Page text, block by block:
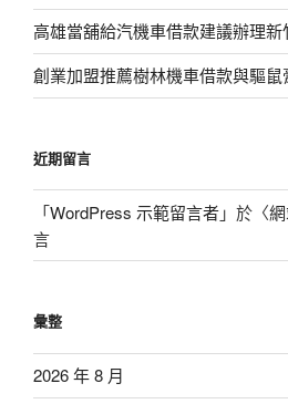
高雄當舖給汽機車借款建議辦理
創業加盟推薦樹林機車借款與驅
近期留言
「WordPress 示範留言者」於〈
言
彙整
2026 年 8 月